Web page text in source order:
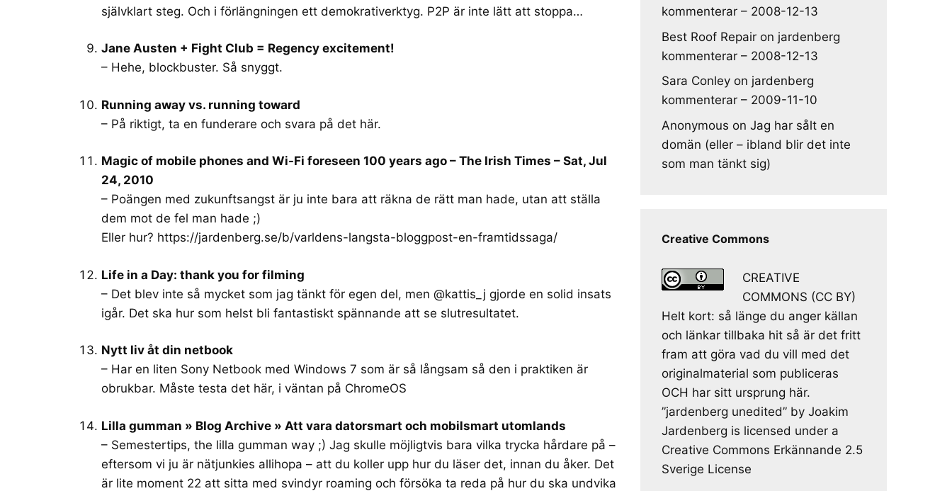
självklart steg. Och i förlängningen ett demokrativerktyg. P2P är inte lätt att stoppa…
Jane Austen + Fight Club = Regency excitement!
– Hehe, blockbuster. Så snyggt.
Running away vs. running toward
– På riktigt, ta en funderare och svara på det här.
Magic of mobile phones and Wi-Fi foreseen 100 years ago – The Irish Times – Sat, Jul
24, 2010
– Poängen med zukunftsangst är ju inte bara att räkna de rätt man hade, utan att ställa
dem mot de fel man hade ;)
Eller hur? https://jardenberg.se/b/varldens-langsta-bloggpost-en-framtidssaga/
Life in a Day: thank you for filming
– Det blev inte så mycket som jag tänkt för egen del, men @kattis_j gjorde en solid insats
igår. Det ska hur som helst bli fantastiskt spännande att se slutresultatet.
Nytt liv åt din netbook
– Har en liten Sony Netbook med Windows 7 som är så långsam så den i praktiken är
obrukbar. Måste testa det här, i väntan på ChromeOS
Lilla gumman » Blog Archive » Att vara datorsmart och mobilsmart utomlands
– Semestertips, the lilla gumman way ;) Jag skulle möjligtvis bara vilka trycka hårdare på –
eftersom vi ju är nätjunkies allihopa – att du koller upp hur du läser det, innan du åker. Det
är lite moment 22 att sitta med svindyr roaming och försöka ta reda på hur du ska undvika
kommenterar – 2008-12-13
Best Roof Repair on jardenberg
kommenterar – 2008-12-13
Sara Conley on jardenberg
kommenterar – 2009-11-10
Anonymous on Jag har sålt en
domän (eller – ibland blir det inte
som man tänkt sig)
Creative Commons
CREATIVE
COMMONS (CC BY)
Helt kort: så länge du anger källan
och länkar tillbaka hit så är det fritt
fram att göra vad du vill med det
originalmaterial som publiceras
OCH har sitt ursprung här.
”jardenberg unedited” by Joakim
Jardenberg is licensed under a
Creative Commons Erkännande 2.5
Sverige License